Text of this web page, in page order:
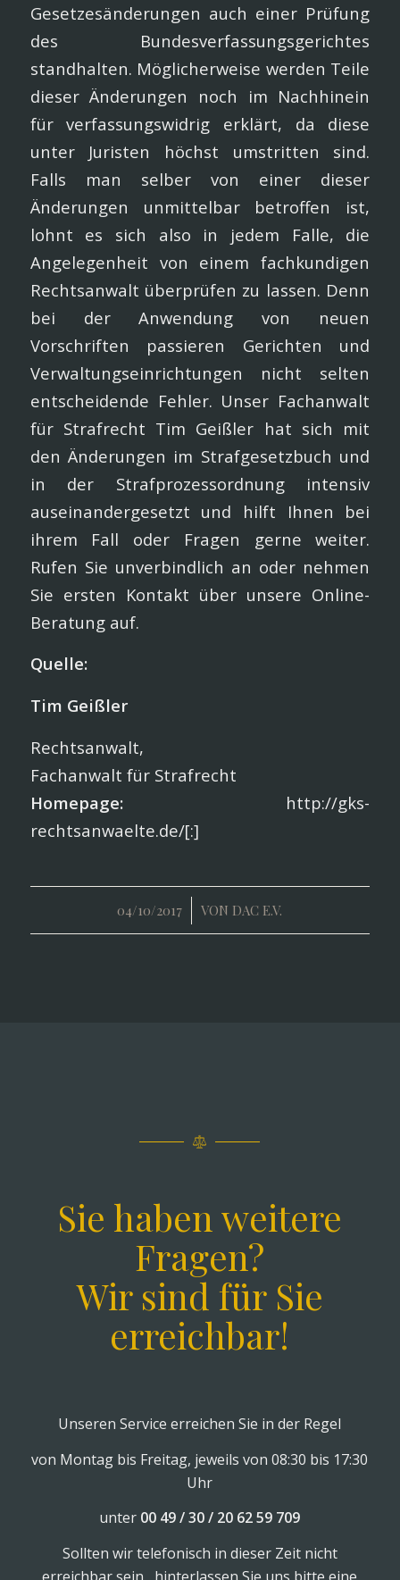
Gesetzesänderungen auch einer Prüfung
des Bundesverfassungsgerichtes
standhalten. Möglicherweise werden Teile
dieser Änderungen noch im Nachhinein
für verfassungswidrig erklärt, da diese
unter Juristen höchst umstritten sind.
Falls man selber von einer dieser
Änderungen unmittelbar betroffen ist,
lohnt es sich also in jedem Falle, die
Angelegenheit von einem fachkundigen
Rechtsanwalt überprüfen zu lassen. Denn
bei der Anwendung von neuen
Vorschriften passieren Gerichten und
Verwaltungseinrichtungen nicht selten
entscheidende Fehler. Unser Fachanwalt
für Strafrecht Tim Geißler hat sich mit
den Änderungen im Strafgesetzbuch und
in der Strafprozessordnung intensiv
auseinandergesetzt und hilft Ihnen bei
ihrem Fall oder Fragen gerne weiter.
Rufen Sie unverbindlich an oder nehmen
Sie ersten Kontakt über unsere Online-
Beratung auf.
Quelle:
Tim Geißler
Rechtsanwalt,
Fachanwalt für Strafrecht
Homepage:http://gks-
rechtsanwaelte.de/[:]
04/10/2017
/ VON DAC E.V.
Sie haben weitere
Fragen?
Wir sind für Sie
erreichbar!
Unseren Service erreichen Sie in der Regel
von Montag bis Freitag, jeweils von 08:30 bis 17:30
Uhr
unter 00 49 / 30 / 20 62 59 709
Sollten wir telefonisch in dieser Zeit nicht